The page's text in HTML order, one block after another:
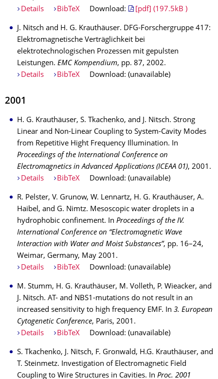
Details
BibTeX Download: [pdf] (197.5kB )
J. Nitsch and H. G. Krauthäuser. DFG-Forschergruppe 417:
Elektromagnetische Verträglichkeit bei
elektrotechnologischen Prozessen mit gepulsten
Leistungen. EMC Kompendium, pp. 87, 2002.
Details
BibTeX Download: (unavailable)
2001
H. G. Krauthäuser, S. Tkachenko, and J. Nitsch. Strong
Linear and Non-Linear Coupling to System-Cavity Modes
from Repetitive Hight Frequency Illumination. In
Proceedings of the International Conference on
Electromagnetics in Advanced Applications (ICEAA 01), 2001.
Details
BibTeX Download: (unavailable)
R. Pelster, V. Grunow, W. Lennartz, H. G. Krauthäuser, A.
Haibel, and G. Nimtz. Mesoscopic water droplets in a
hydrophobic confinement. In Proceedings of the IV.
International Conference on “Electromagnetic Wave
Interaction with Water and Moist Substances”, pp. 16–24,
Weimar, Germany, May 2001.
Details
BibTeX Download: (unavailable)
M. Stumm, H. G. Krauthäuser, M. Volleth, P. Wieacker, and
J. Nitsch. AT- and NBS1-mutations do not result in an
increased sensitivity to high frequency EMF. In 3. European
Cytogenetic Conference, Paris, 2001.
Details
BibTeX Download: (unavailable)
S. Tkachenko, J. Nitsch, F. Gronwald, H.G. Krauthäuser, and
T. Steinmetz. Investigation of Electromagnetic Field
Coupling to Wire Structures in Cavities. In Proc. 2001